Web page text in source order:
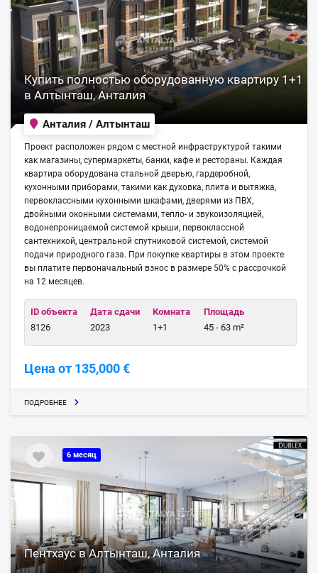
Купить полностью оборудованную квартиру 1+1
в Алтынташ, Анталия
Анталия / Алтынташ
Проект расположен рядом с местной инфраструктурой такими
как магазины, супермаркеты, банки, кафе и рестораны. Каждая
квартира оборудована стальной дверью, гардеробной,
кухонными приборами, такими как духовка, плита и вытяжка,
первоклассными кухонными шкафами, дверями из ПВХ,
двойными оконными системами, тепло- и звукоизоляцией,
водонепроницаемой системой крыши, первоклассной
сантехникой, центральной спутниковой системой, системой
подачи природного газа. При покупке квартиры в этом проекте
вы платите первоначальный взнос в размере 50% с рассрочкой
на 12 месяцев.
ID объекта
8126
Дата сдачи
2023
Комната
1+1
Площадь
45 - 63 m²
Цена от 135,000 €
ПОДРОБНЕЕ
6 месяц
Пентхаус в Алтынташ, Анталия